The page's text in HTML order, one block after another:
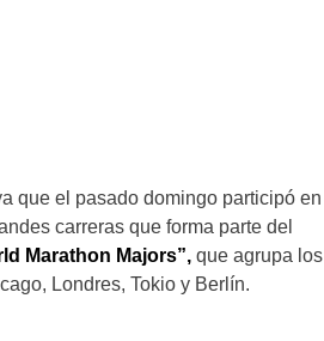
que el pasado domingo participó en
carreras que forma parte del
Marathon Majors”, que agrupa los
Londres, Tokio y Berlín.